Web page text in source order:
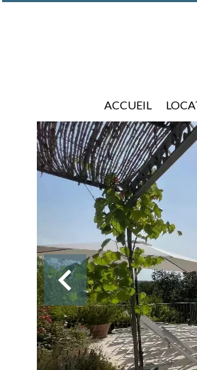
ACCUEIL